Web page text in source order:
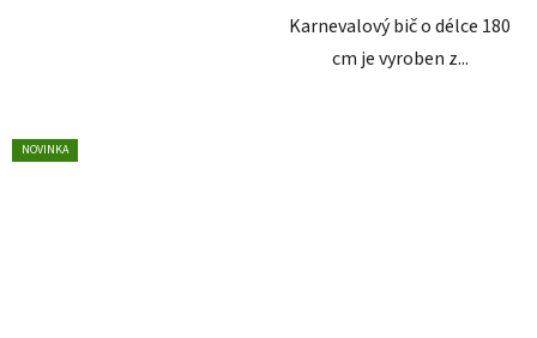
Karnevalový bič o délce 180
cm je vyroben z...
NOVINKA